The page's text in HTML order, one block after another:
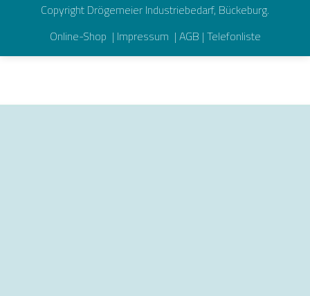
Copyright Drögemeier Industriebedarf, Bückeburg.
Online-Shop | Impressum | AGB | Telefonliste